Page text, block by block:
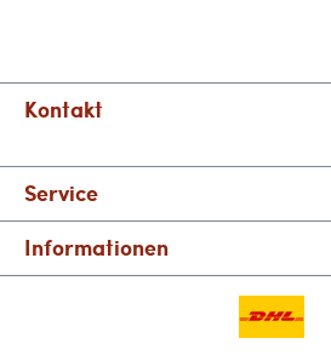
Kontakt
Service
Informationen